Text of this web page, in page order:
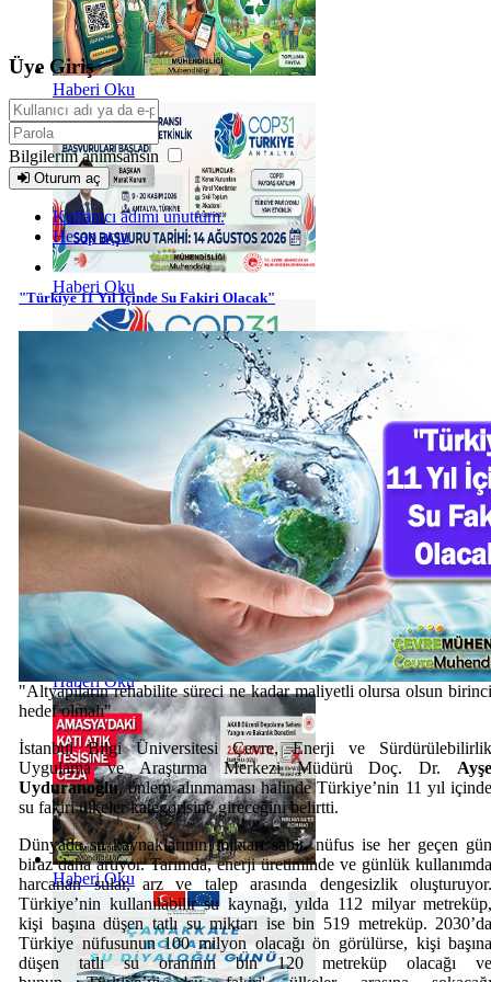
Haberi Oku
Haberi Oku
Haberi Oku
Haberi Oku
Haberi Oku
Üye Giriş
Bilgilerim anımsansın
Oturum aç
Kullanıcı adımı unuttum.
Hesap açın
"Türkiye 11 Yıl İçinde Su Fakiri Olacak"
"Altyapıların rehabilite süreci ne kadar maliyetli olursa olsun
hedef olmalı"
İstanbul Bilgi Üniversitesi Çevre, Enerji ve
Uygulama ve Araştırma Merkezi Müdürü Doç. Dr.
Uyduranoğlu, önlem alınmaması halinde Türkiye’nin 11 yıl
su fakiri ülkeler kategorisine gireceğini belirtti.
Dünyada su kaynaklarının miktarı sabit, nüfus ise her geçen
biraz daha artıyor. Tarımda, enerji üretiminde ve günlük
harcanan sular, arz ve talep arasında dengesizlik
Türkiye’nin kullanılabilir su kaynağı, yılda 112 milyar
kişi başına düşen tatlı su miktarı ise bin 519 metreküp.
Türkiye nüfusunun 100 milyon olacağı ön görülürse, kişi
düşen tatlı su oranının bin 120 metreküp olacağı